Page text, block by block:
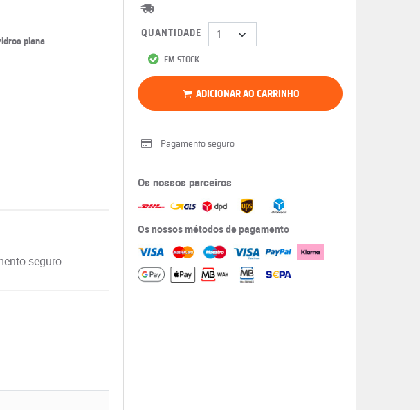
plana
EM STOCK
QUANTIDADE
ADICIONAR AO CARRINHO
Pagamento seguro
Os nossos parceiros
Os nossos métodos de pagamento
seguro.